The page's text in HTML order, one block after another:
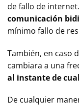
de fallo de
comunicación
mínimo fallo de
También, en caso
cambiara a una
al instante de
De cualquier